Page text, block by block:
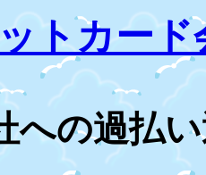
トカー
の過払